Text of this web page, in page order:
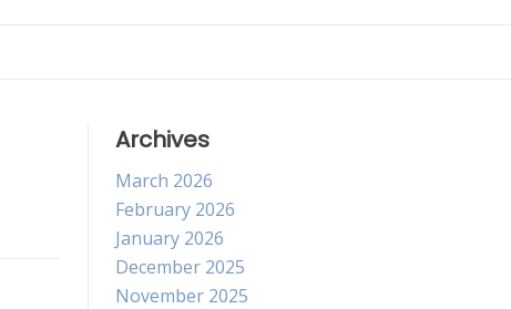
Archives
March 2026
February 2026
January 2026
December 2025
November 2025